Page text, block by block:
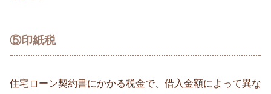
⑤印紙税
住宅ローン契約書にかかる税金で、借入金額によって異な